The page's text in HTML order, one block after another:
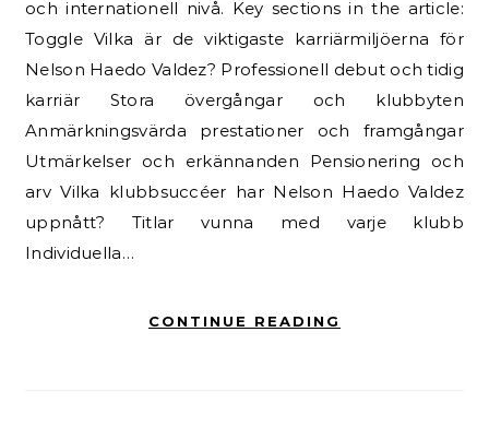
och internationell nivå. Key sections in the article:
Toggle Vilka är de viktigaste karriärmiljöerna för
Nelson Haedo Valdez? Professionell debut och tidig
karriär Stora övergångar och klubbyten
Anmärkningsvärda prestationer och framgångar
Utmärkelser och erkännanden Pensionering och
arv Vilka klubbsuccéer har Nelson Haedo Valdez
uppnått? Titlar vunna med varje klubb
Individuella…
CONTINUE READING